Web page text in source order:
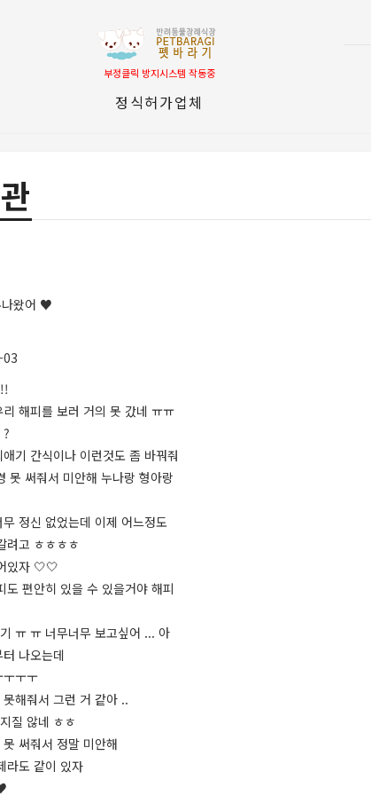
부정클릭 방지시스템 작동중
정식허가업체
나왔어 ♥
해피를 보러 거의 못 갔네 ㅠㅠ
기 간식이나 이런것도 좀 바꿔줘
못 써줘서 미안해 누나랑 형아랑
정신 없었는데 이제 어느정도
려고 ㅎㅎㅎㅎ
있자 🤍🤍
편안히 있을 수 있을거야 해피
ㅠ ㅠ 너무너무 보고싶어 ... 아
나오는데
ㅜㅜ
해줘서 그런 거 같아 ..
질 않네 ㅎㅎ
써줘서 정말 미안해
라도 같이 있자